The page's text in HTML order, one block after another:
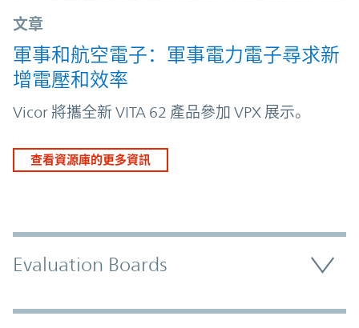
文章
軍事和航空電子：軍事電力電子尋求新
增電壓和效率
Vicor 將攜全新 VITA 62 產品參加 VPX 展示。
查看資源庫的更多資訊
Evaluation Boards